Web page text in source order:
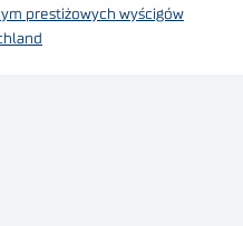
prestiżowych wyścigów